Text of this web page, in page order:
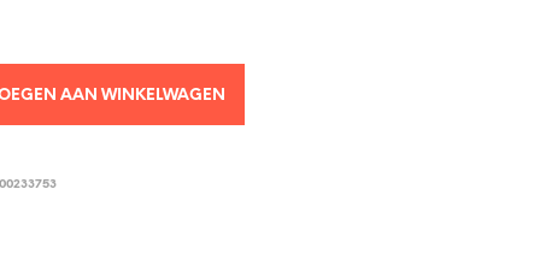
AAN WINKELWAGEN